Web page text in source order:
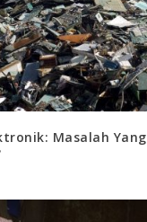
Masalah Yang